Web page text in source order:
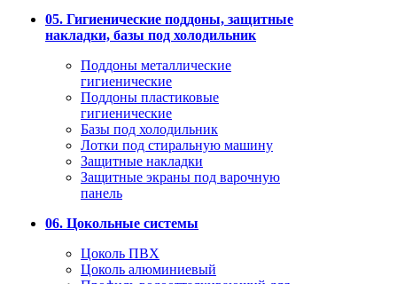
05. Гигиенические поддоны, защитные
накладки, базы под холодильник
Поддоны металлические
гигиенические
Поддоны пластиковые
гигиенические
Базы под холодильник
Лотки под стиральную машину
Защитные накладки
Защитные экраны под варочную
панель
06. Цокольные системы
Цоколь ПВХ
Цоколь алюминиевый